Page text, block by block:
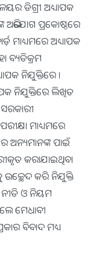
ଡିଗ୍ରୀ ଅଧ୍ୟାପକ
ଅଭିଯୋଗ ପ୍ରକୋଷ୍ଠରେ
ମାଧ୍ୟମରେ ଅଧ୍ୟାପକ
ବ୍ୟତିକ୍ରମ
ନିଯୁକ୍ତିରେ ।
ନିଯୁକ୍ତିରେ ଲିଖିତ
ମାଧ୍ୟମରେ
ଅନ୍ୟମାନଙ୍କ ପାଇଁ
କରାଯାଇଥିବା
ଉଚ୍ଛେଦ କରି ନିଯୁକ୍ତି
ନୀତି ଓ ନିୟମ
ମେଧାବୀ
ବିବାଦ ମଧ୍ୟ